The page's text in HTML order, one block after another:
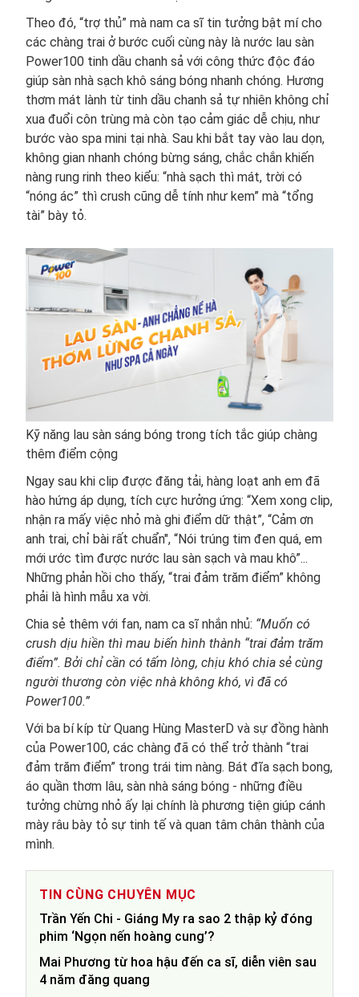
Theo đó, “trợ thủ” mà nam ca sĩ tin tưởng bật mí cho
các chàng trai ở bước cuối cùng này là nước lau sàn
Power100 tinh dầu chanh sả với công thức độc đáo
giúp sàn nhà sạch khô sáng bóng nhanh chóng. Hương
thơm mát lành từ tinh dầu chanh sả tự nhiên không chỉ
xua đuổi côn trùng mà còn tạo cảm giác dễ chịu, như
bước vào spa mini tại nhà. Sau khi bắt tay vào lau dọn,
không gian nhanh chóng bừng sáng, chắc chắn khiến
nàng rung rinh theo kiểu: “nhà sạch thì mát, trời có
“nóng ác” thì crush cũng dễ tính như kem” mà “tổng
tài” bày tỏ.
Kỹ năng lau sàn sáng bóng trong tích tắc giúp chàng
thêm điểm cộng
Ngay sau khi clip được đăng tải, hàng loạt anh em đã
hào hứng áp dụng, tích cực hưởng ứng: “Xem xong clip,
nhận ra mấy việc nhỏ mà ghi điểm dữ thật”, “Cảm ơn
anh trai, chỉ bài rất chuẩn", “Nói trúng tim đen quá, em
mới ước tìm được nước lau sàn sạch và mau khô”...
Những phản hồi cho thấy, “trai đảm trăm điểm” không
phải là hình mẫu xa vời.
Chia sẻ thêm với fan, nam ca sĩ nhắn nhủ: “Muốn có
crush dịu hiền thì mau biến hình thành “trai đảm trăm
điểm”. Bởi chỉ cần có tấm lòng, chịu khó chia sẻ cùng
người thương còn việc nhà không khó, vì đã có
Power100.”
Với ba bí kíp từ Quang Hùng MasterD và sự đồng hành
của Power100, các chàng đã có thể trở thành “trai
đảm trăm điểm” trong trái tim nàng. Bát đĩa sạch bong,
áo quần thơm lâu, sàn nhà sáng bóng - những điều
tưởng chừng nhỏ ấy lại chính là phương tiện giúp cánh
mày râu bày tỏ sự tinh tế và quan tâm chân thành của
mình.
TIN CÙNG CHUYÊN MỤC
Trần Yến Chi - Giáng My ra sao 2 thập kỷ đóng
phim ‘Ngọn nến hoàng cung’?
Mai Phương từ hoa hậu đến ca sĩ, diễn viên sau
4 năm đăng quang